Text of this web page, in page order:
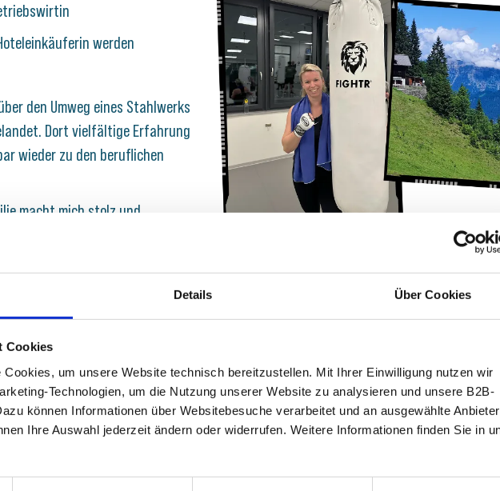
Details Über Cookies
Cookies
Cookies, um unsere Website technisch bereitzustellen. Mit Ihrer Einwilligung nutzen wir
Technologien, um die Nutzung unserer Website zu analysieren und unsere B2B-
können Informationen über Websitebesuche verarbeitet und an ausgewählte Anbieter
werden
den Umweg eines Stahlwerks
Dort vielfältige Erfahrung
wieder zu den beruflichen
macht mich stolz und
fehlen?